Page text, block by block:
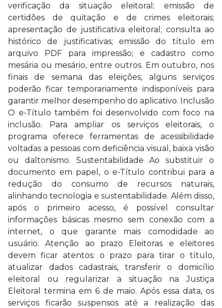
verificação da situação eleitoral; emissão de
certidões de quitação e de crimes eleitorais;
apresentação de justificativa eleitoral; consulta ao
histórico de justificativas; emissão do título em
arquivo PDF para impressão; e cadastro como
mesária ou mesário, entre outros. Em outubro, nos
finais de semana das eleições, alguns serviços
poderão ficar temporariamente indisponíveis para
garantir melhor desempenho do aplicativo. Inclusão
O e-Título também foi desenvolvido com foco na
inclusão. Para ampliar os serviços eleitorais, o
programa oferece ferramentas de acessibilidade
voltadas a pessoas com deficiência visual, baixa visão
ou daltonismo. Sustentabilidade Ao substituir o
documento em papel, o e-Título contribui para a
redução do consumo de recursos naturais,
alinhando tecnologia e sustentabilidade. Além disso,
após o primeiro acesso, é possível consultar
informações básicas mesmo sem conexão com a
internet, o que garante mais comodidade ao
usuário. Atenção ao prazo Eleitoras e eleitores
devem ficar atentos: o prazo para tirar o título,
atualizar dados cadastrais, transferir o domicílio
eleitoral ou regularizar a situação na Justiça
Eleitoral termina em 6 de maio. Após essa data, os
serviços ficarão suspensos até a realização das